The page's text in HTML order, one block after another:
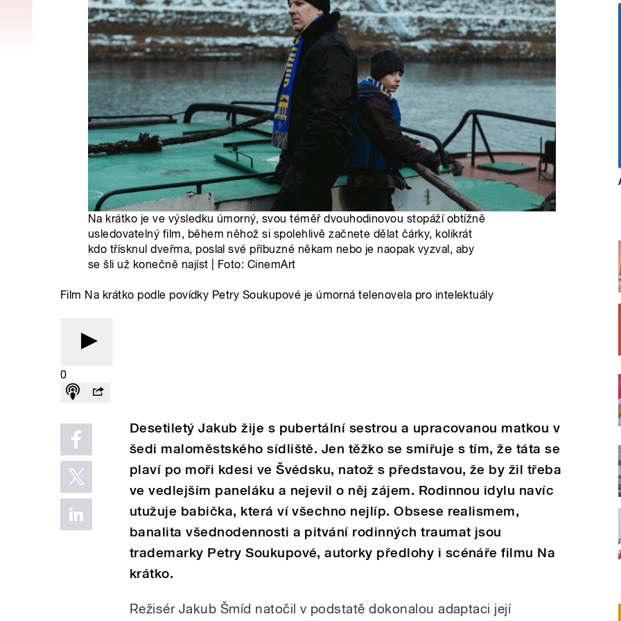
Na krátko je ve výsledku úmorný, svou téměř dvouhodinovou stopáží obtížně
usledovatelný film, během něhož si spolehlivě začnete dělat čárky, kolikrát
kdo třísknul dveřma, poslal své příbuzné někam nebo je naopak vyzval, aby
se šli už konečně najíst | Foto: CinemArt
Film Na krátko podle povídky Petry Soukupové je úmorná telenovela pro intelektuály
0
Desetiletý Jakub žije s pubertální sestrou a upracovanou matkou v
šedi maloměstského sídliště. Jen těžko se smiřuje s tím, že táta se
plaví po moři kdesi ve Švédsku, natož s představou, že by žil třeba
ve vedlejším paneláku a nejevil o něj zájem. Rodinnou idylu navíc
utužuje babička, která ví všechno nejlíp. Obsese realismem,
banalita všednodennosti a pitvání rodinných traumat jsou
trademarky Petry Soukupové, autorky předlohy i scénáře filmu Na
krátko.
Režisér Jakub Šmíd natočil v podstatě dokonalou adaptaci její